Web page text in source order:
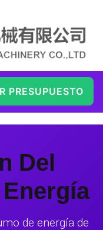
PRESUPUESTO
De
Del
de energía de